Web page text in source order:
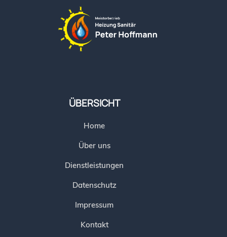
ÜBERSICHT
Home
Über uns
Dienstleistungen
Datenschutz
Impressum
Kontakt